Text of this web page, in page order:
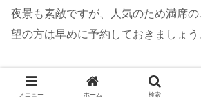
夜景も素敵ですが、人気のため満席
望の方は早めに予約しておきましょう
メニュー ホーム 検索